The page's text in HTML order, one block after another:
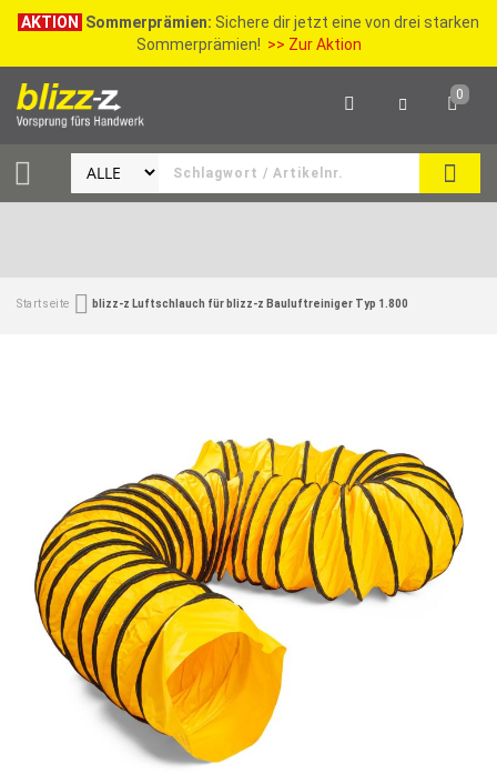
AKTION Sommerprämien: Sichere dir jetzt eine von drei starken
Sommerprämien! >> Zur Aktion
0
Startseite blizz-z Luftschlauch für blizz-z Bauluftreiniger Typ 1.800